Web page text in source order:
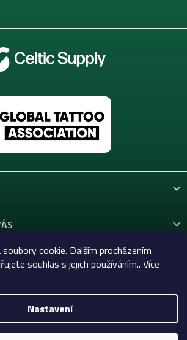
cookie. Dalším procházením
souhlas s jejich používáním.. Více
Nastavení
Celtic-Supply.cz | Vše pro tetování a